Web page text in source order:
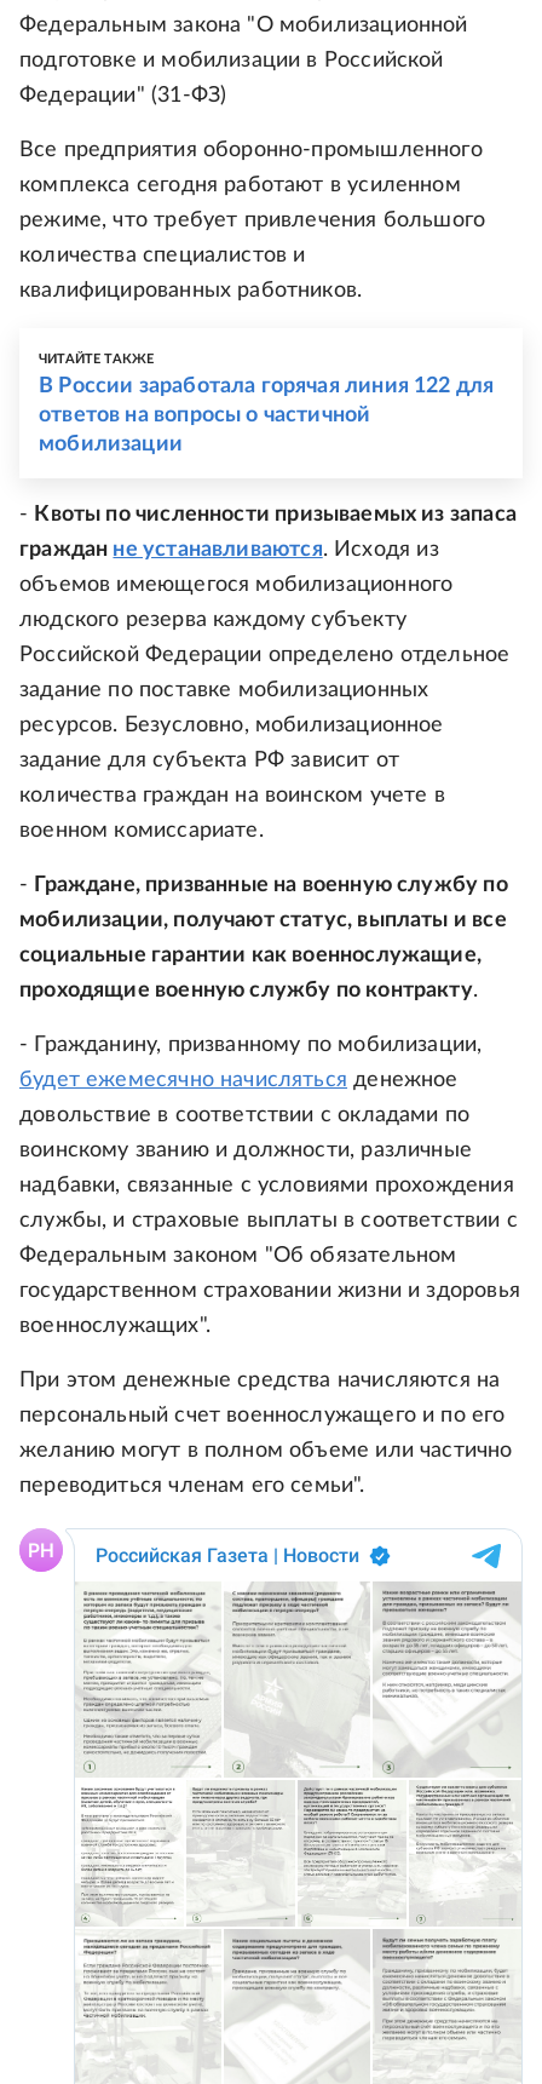
Федеральным закона "О мобилизационной
подготовке и мобилизации в Российской
Федерации" (31-ФЗ)
Все предприятия оборонно-промышленного
комплекса сегодня работают в усиленном
режиме, что требует привлечения большого
количества специалистов и
квалифицированных работников.
ЧИТАЙТЕ ТАКЖЕ
В России заработала горячая линия 122 для
ответов на вопросы о частичной
мобилизации
- Квоты по численности призываемых из запаса
граждан не устанавливаются. Исходя из
объемов имеющегося мобилизационного
людского резерва каждому субъекту
Российской Федерации определено отдельное
задание по поставке мобилизационных
ресурсов. Безусловно, мобилизационное
задание для субъекта РФ зависит от
количества граждан на воинском учете в
военном комиссариате.
- Граждане, призванные на военную службу по
мобилизации, получают статус, выплаты и все
социальные гарантии как военнослужащие,
проходящие военную службу по контракту.
- Гражданину, призванному по мобилизации,
будет ежемесячно начисляться денежное
довольствие в соответствии с окладами по
воинскому званию и должности, различные
надбавки, связанные с условиями прохождения
службы, и страховые выплаты в соответствии с
Федеральным законом "Об обязательном
государственном страховании жизни и здоровья
военнослужащих".
При этом денежные средства начисляются на
персональный счет военнослужащего и по его
желанию могут в полном объеме или частично
переводиться членам его семьи".